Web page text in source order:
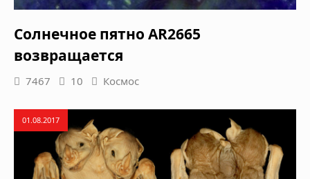
Солнечное пятно AR2665
возвращается
7467 10 Космос
01.08.2017